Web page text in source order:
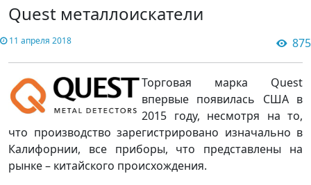
Quest металлоискатели
11 апреля 2018 875
Торговая марка Quest
впервые появилась США в
2015 году, несмотря на то,
что производство зарегистрировано изначально в
Калифорнии, все приборы, что представлены на
рынке – китайского происхождения.